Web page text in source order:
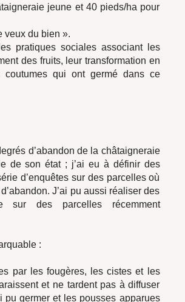
jeune et 40 pieds/ha pour
veux du bien ».
pratiques sociales associant les
des fruits, leur transformation en
coutumes qui ont germé dans ce
d’abandon de la châtaigneraie
de son état ; j’ai eu à définir des
d’enquêtes sur des parcelles où
J’ai pu aussi réaliser des
sur des parcelles récemment
:
par les fougères, les cistes et les
et ne tardent pas à diffuser
germer et les pousses apparues